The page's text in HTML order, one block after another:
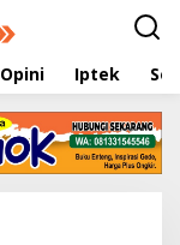
Opini Iptek